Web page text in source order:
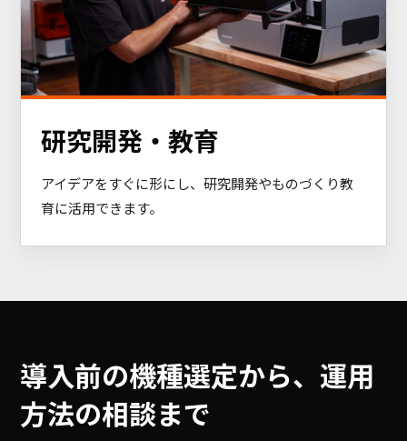
研究開発・教育
アイデアをすぐに形にし、研究開発やものづくり教
育に活用できます。
導入前の機種選定から、運用
方法の相談まで